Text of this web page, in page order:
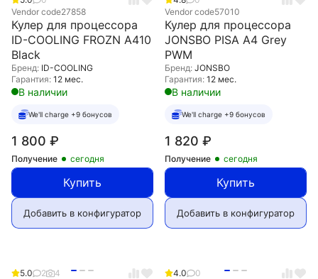
Vendor code27858
Кулер для процессора
ID-COOLING FROZN A410
Black
Бренд: ID-COOLING
Гарантия: 12 мес.
В наличии
We'll charge +9 бонусов
1 800 ₽
Получение сегодня
Купить
Добавить в конфигуратор
Vendor code57010
Кулер для процессора
JONSBO PISA A4 Grey
PWM
Бренд: JONSBO
Гарантия: 12 мес.
В наличии
We'll charge +9 бонусов
1 820 ₽
Получение сегодня
Купить
Добавить в конфигуратор
5.0 2
4
4.0
0